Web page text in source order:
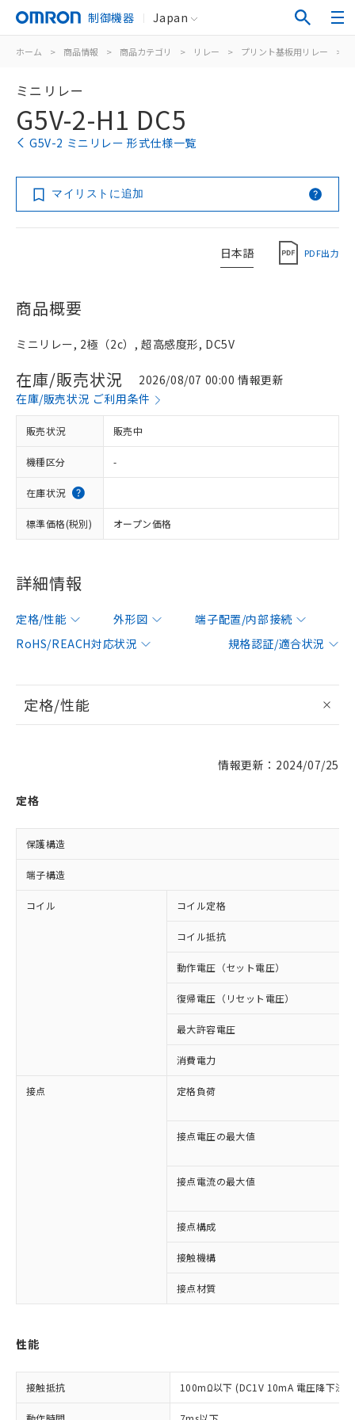
制御機器 Japan
ホーム > 商品情報 > 商品カテゴリ > リレー > プリント基板用リレー >
ミニリレー
G5V-2-H1 DC5
G5V-2 ミニリレー 形式仕様一覧
マイリストに追加
日本語 PDF出力
商品概要
ミニリレー, 2極（2c）, 超高感度形, DC5V
在庫/販売状況
2026/08/07 00:00 情報更新
在庫/販売状況 ご利用条件
販売状況 販売中
機種区分 -
在庫状況
標準価格(税別) オープン価格
詳細情報
定格/性能 外形図
端子配置/内部接続
RoHS/REACH対応状況
規格認証/適合状況
定格/性能
情報更新：2024/07/25
定格
保護構造
端子構造
コイル コイル定格
コイル抵抗
動作電圧（セット電圧）
復帰電圧（リセット電圧）
最大許容電圧
消費電力
接点 定格負荷
接点電圧の最大値
接点電流の最大値
接点構成
接触機構
接点材質
性能
接触抵抗 100mΩ以下 (DC1V 10mA 電圧降下法)
ご利用条件
※1 対応状況
す。
対応予定：EU RoHS指令（10物質）の非含